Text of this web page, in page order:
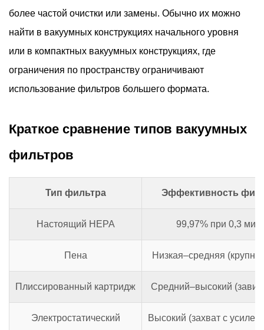
более частой очистки или замены. Обычно их можно
найти в вакуумных конструкциях начального уровня
или в компактных вакуумных конструкциях, где
ограничения по пространству ограничивают
использование фильтров большего формата.
Краткое сравнение типов вакуумных
фильтров
Тип фильтра Эффективность
Настоящий HEPA 99,97% при 0,3
Пена Низкая–средняя
Плиссированный картридж Средний–высокий
Электростатический Высокий (захват с